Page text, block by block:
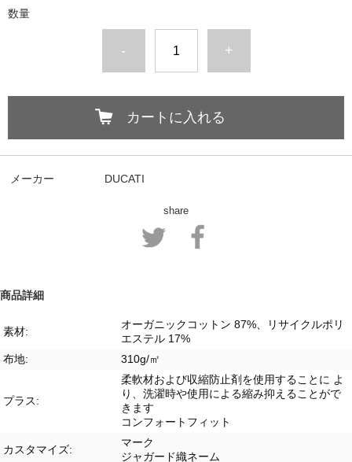
数量
- +
カートに入れる
メーカー DUCATI
share
商品詳細
素材:
オーガニックコットン 87%、リサイクルポリ
エステル 17%
布地:
310g/㎡
プラス:
柔軟材および収縮防止剤を使用することに よ
り、洗濯時や使用による縮み抑えることがで
きます
コンフォートフィット
カスタマイズ:
マーク
ジャガード織ネーム